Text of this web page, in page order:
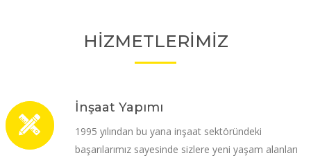
HİZMETLERİMİZ
İnşaat Yapımı
1995 yılından bu yana inşaat sektöründeki
başarılarımız sayesinde sizlere yeni yaşam alanları